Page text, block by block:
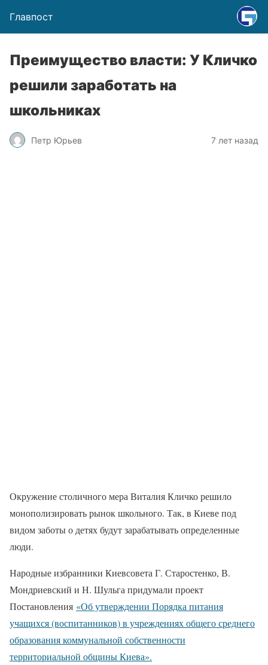
Главпост
Преимущество власти: У Кличко
решили заработать на
школьниках
Петр Юрьев 7 лет назад
Окружение столичного мера Виталия Кличко решило
монополизировать рынок школьного. Так, в Киеве под
видом заботы о детях будут зарабатывать определенные
люди.
Народные избранники Киевсовета Г. Старостенко, В.
Мондриевский и Н. Шульга придумали проект
Постановления «Об утверждении Порядка питания
учащихся (воспитанников) в учреждениях общего среднего
образования коммунальной собственности
территориальной общины Киева».